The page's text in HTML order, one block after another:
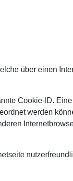
über einen
Cookie-ID.
werden